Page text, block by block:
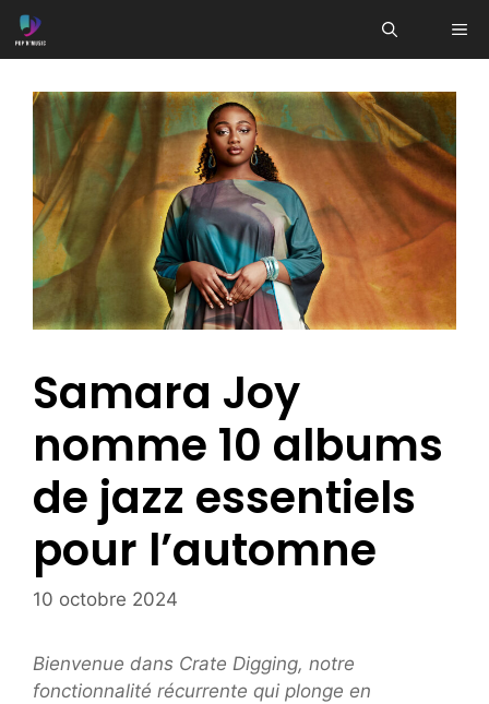
Aller
au
Samara Joy
nomme 10 albums
de jazz essentiels
pour l’automne
10 octobre 2024
Bienvenue dans Crate Digging, notre
fonctionnalité récurrente qui plonge en